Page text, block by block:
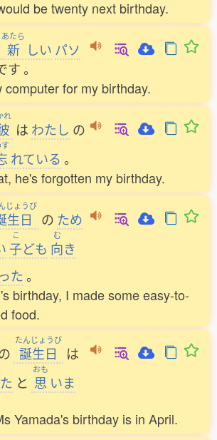
be twenty next birthday.
あたら
新 しい パソ
す。
computer for my birthday.
れ
は わたし の
れている 。
he's forgotten my birthday.
じょうび
生日 の ため
こ
子ども
む
向き
った。
birthday, I made some easy-to-
food.
たんじょうび
誕生日 は
と
おも
思 いま
Yamada's birthday is in April.